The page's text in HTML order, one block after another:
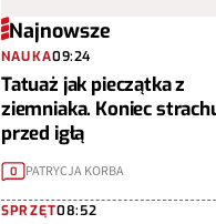
Najnowsze
NAUKA09:24
Tatuaż jak pieczątka z
ziemniaka. Koniec
przed igłą
0 PATRYCJA KORBA
SPRZĘT08:52